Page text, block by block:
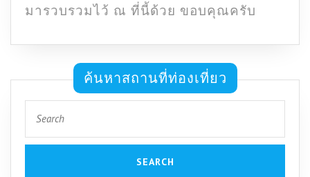
มารวบรวมไว้ ณ ที่นี้ด้วย ขอบคุณครับ
ค้นหาสถานที่ท่องเที่ยว
for: